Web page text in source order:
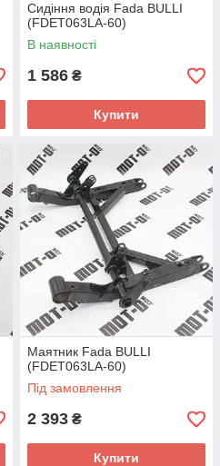
Сидіння водія Fada BULLI
(FDET063LA-60)
В наявності
1 586 ₴
Купити
Маятник Fada BULLI
(FDET063LA-60)
Під замовлення
2 393 ₴
Купити